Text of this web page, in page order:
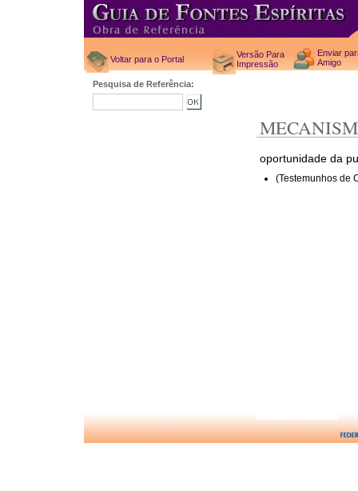
Voltar para o Portal
Versão Para
Impressão
Enviar
Amigo
Pesquisa de Referência:
oportunidade da
(Testemunhos de